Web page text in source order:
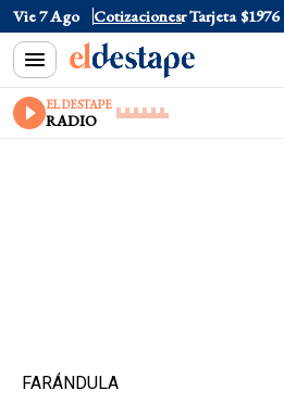
Vie 7 Ago Cotizaciones
$1520 Dólar Tarjeta $1976
EL DESTAPE
RADIO
FARÁNDULA